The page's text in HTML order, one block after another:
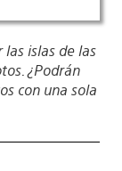
las islas de las
¿Podrán
con una sola